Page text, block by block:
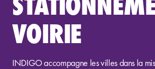
VOIRIE
INDIGO accompagne les villes dans la